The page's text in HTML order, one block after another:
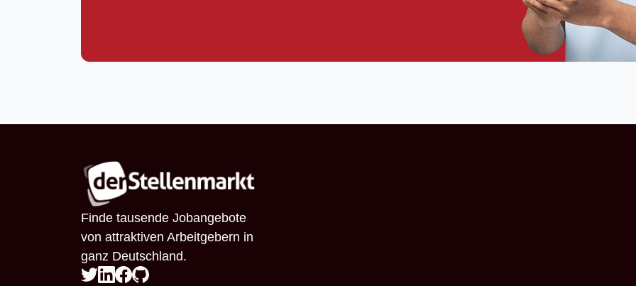
Finde tausende Jobangebote
von attraktiven Arbeitgebern in
ganz Deutschland.